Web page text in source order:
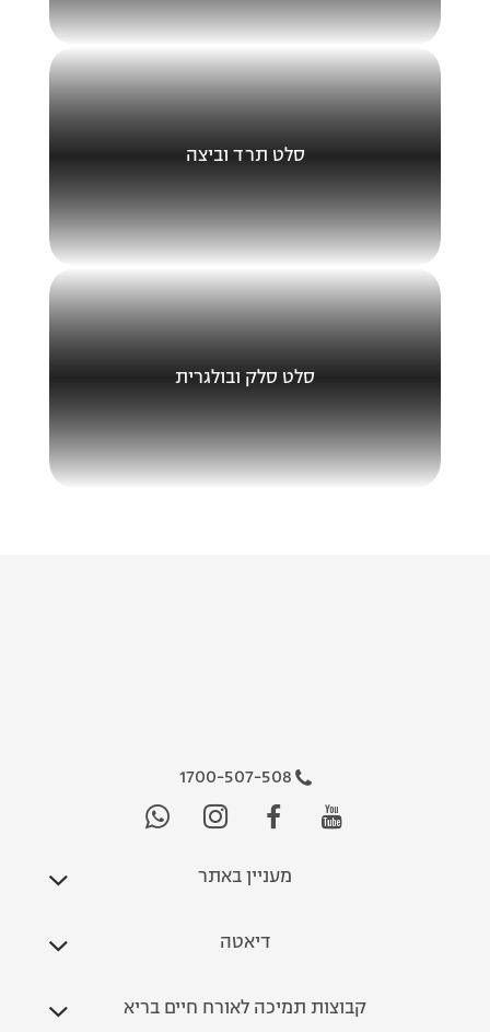
סלט תרד וביצה
סלט סלק ובולגרית
1700-507-508
מעניין באתר
דיאטה
קבוצות תמיכה לאורח חיים בריא